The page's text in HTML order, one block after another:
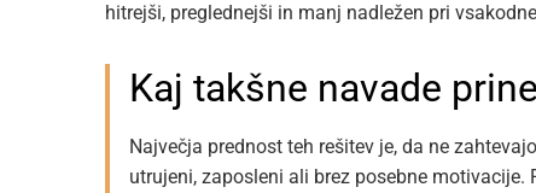
hitrejši, preglednejši in manj nadležen pri
Kaj takšne navade
Največja prednost teh rešitev je, da ne
utrujeni, zaposleni ali brez posebne